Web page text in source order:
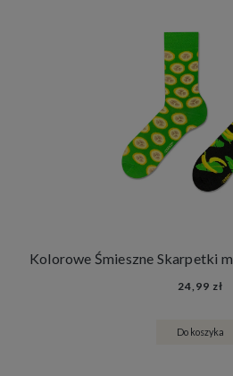
24,99 zł
Do koszyka